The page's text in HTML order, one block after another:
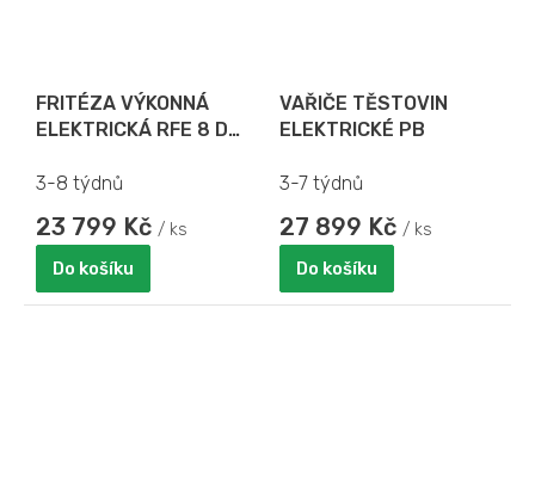
FRITÉZA VÝKONNÁ
ELEKTRICKÁ RFE 8 D
VÝPUSTNÝM VENTILEM
3-8 týdnů
23 799 Kč / ks
Do košíku
VAŘIČE TĚSTOVIN
ELEKTRICKÉ PB
3-7 týdnů
27 899 Kč / ks
Do košíku